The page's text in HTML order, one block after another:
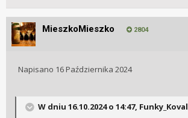
MieszkoMieszko 2804
Napisano 16 Października 2024
W dniu 16.10.2024 o 14:47, Funky_Koval